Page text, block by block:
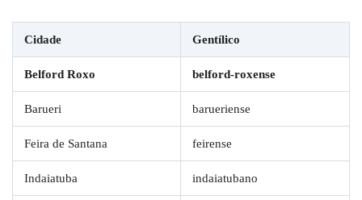
Cidade Gentílico
Belford Roxo belford-roxense
Barueri barueriense
Feira de Santana feirense
Indaiatuba indaiatubano